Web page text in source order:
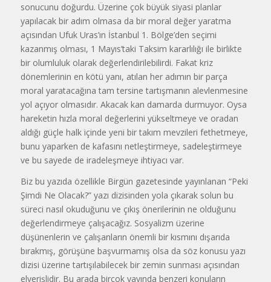
sonucunu doğurdu. Üzerine çok büyük siyasi planlar
yapılacak bir adım olmasa da bir moral değer yaratma
açısından Ufuk Uras’ın İstanbul 1. Bölge’den seçimi
kazanmış olması, 1 Mayıs’taki Taksim kararlılığı ile birlikte
bir olumluluk olarak değerlendirilebilirdi. Fakat kriz
dönemlerinin en kötü yanı, atılan her adımın bir parça
moral yaratacağına tam tersine tartışmanın alevlenmesine
yol açıyor olmasıdır. Akacak kan damarda durmuyor. Oysa
hareketin hızla moral değerlerini yükseltmeye ve oradan
aldığı güçle halk içinde yeni bir takım mevzileri fethetmeye,
bunu yaparken de kafasını netleştirmeye, sadeleştirmeye
ve bu sayede de iradeleşmeye ihtiyacı var.
Biz bu yazıda özellikle Birgün gazetesinde yayınlanan “Peki
Şimdi Ne Olacak?” yazı dizisinden yola çıkarak solun bu
süreci nasıl okuduğunu ve çıkış önerilerinin ne olduğunu
değerlendirmeye çalışacağız. Sosyalizm üzerine
düşünenlerin ve çalışanların önemli bir kısmını dışarıda
bırakmış, görüşüne başvurmamış olsa da söz konusu yazı
dizisi üzerine tartışılabilecek bir zemin sunması açısından
elverişlidir. Bu arada birçok yayında benzeri konuların